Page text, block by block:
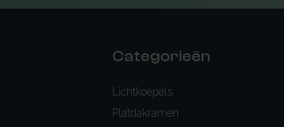
Categorieën
Lichtkoepels
Platdakramen